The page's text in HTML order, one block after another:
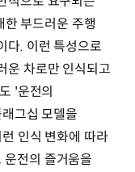
부드러운 주행
다. 이런 특성으로
운 차로만 인식되고
'운전의
그십 모델을
인식 변화에 따라
전의 즐거움을